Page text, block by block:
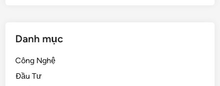
Danh mục
Công Nghệ
Đầu Tư